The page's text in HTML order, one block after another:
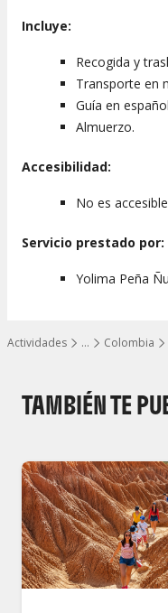
…
Mostrar todos
Actividades Colombia
Incluye:
Recogida y
Transporte en
Guía en
Almuerzo.
Accesibilidad:
No es
Servicio prestado por:
Yolima Peña
TAMBIÉN TE